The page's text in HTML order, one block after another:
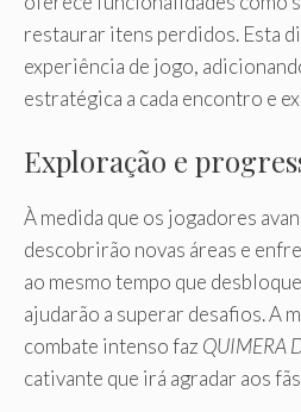
restaurar itens perdidos. Esta
experiência de jogo,
estratégica a cada encontro e
Exploração e
À medida que os jogadores
descobrirão novas áreas e
ao mesmo tempo que
ajudarão a superar desafios. A
combate intenso faz QUIMERA
cativante que irá agradar aos